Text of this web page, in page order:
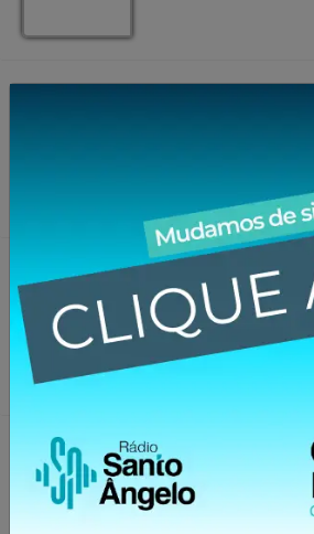
21/02/2025 | 08:02
Morre Neiva
Wachter, aos
OPINIÃO - 21/02/2025
Marcas